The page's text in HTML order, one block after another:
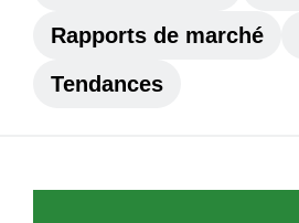
Rapports de marché
Tendances